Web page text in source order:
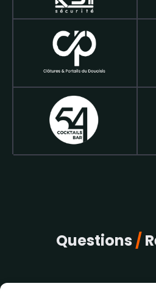
Questions /